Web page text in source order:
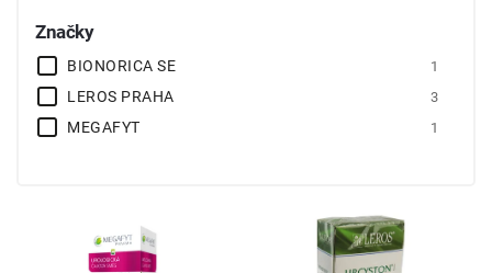
Značky
BIONORICA SE 1
LEROS PRAHA 3
MEGAFYT 1